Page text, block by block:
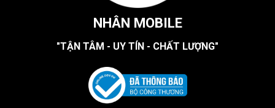
NHÂN MOBILE
"TẬN TÂM - UY TÍN - CHẤT LƯỢNG"